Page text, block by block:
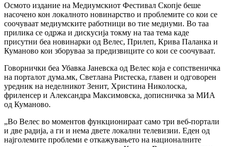
Осмото издание на Медиумскиот Фестивал Скопје беше
насочено кон локалното новинарство и проблемите со кои се
соочуваат медиумските работници во тие медиуми. Во таа
прилика се одржа и дискусија токму на таа тема каде
присутни беа новинарки од Велес, Прилеп, Крива Паланка и
Куманово кои зборуваа за предизвиците со кои се соочуваат.
Говорнички беа Убавка Јаневска од Велес која е сопственичка
на порталот дума.мк, Светлана Ристеска, главен и одговорен
уредник на неделникот Зенит, Христина Николоска,
фриленсер и Александра Максимовска, дописничка за МИА
од Куманово.
„Во Велес во моментов функционираат само три веб-портали
и две радија, а ги и нема двете локални телевизии. Еден од
најголемите проблеми е откажувањето на националните